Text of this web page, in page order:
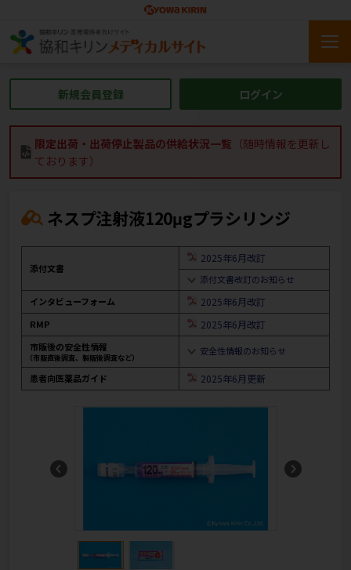
新規会員登録 ログイン
限定出荷・出荷停止製品の供給状況一覧 （随時情報を更新し
ております）
ネスプ注射液120μgプラシリンジ
添付文書
2025年6月改訂
添付文書改訂のお知らせ
インタビューフォーム
2025年6月改訂
RMP 2025年6月改訂
市販後の安全性情報
（市販直後調査、製販後調査など）
安全性情報のお知らせ
患者向医薬品ガイド 2025年6月更新